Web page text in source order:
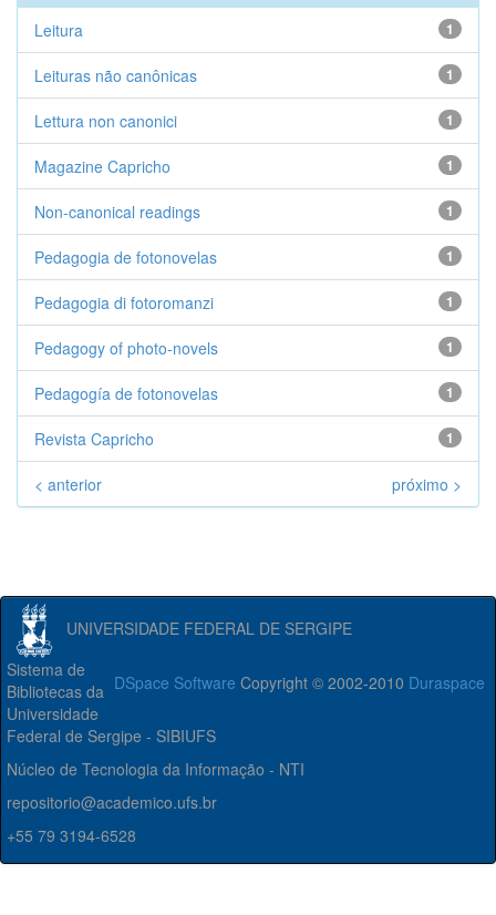
1
Leitura
1
Leituras não canônicas
1
Lettura non canonici
1
Magazine Capricho
1
Non-canonical readings
1
Pedagogia de fotonovelas
1
Pedagogia di fotoromanzi
1
Pedagogy of photo-novels
1
Pedagogía de fotonovelas
1
Revista Capricho
< anterior próximo >
UNIVERSIDADE FEDERAL DE SERGIPE
DSpace Software Copyright © 2002-2010 Duraspace
Sistema de
Bibliotecas da
Universidade
Federal de Sergipe - SIBIUFS
Núcleo de Tecnologia da Informação - NTI
repositorio@academico.ufs.br
+55 79 3194-6528